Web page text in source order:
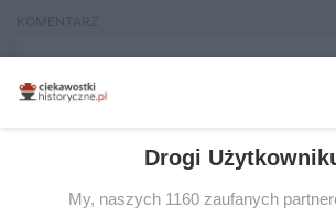
Drogi
My, naszych 1160 zaufanych